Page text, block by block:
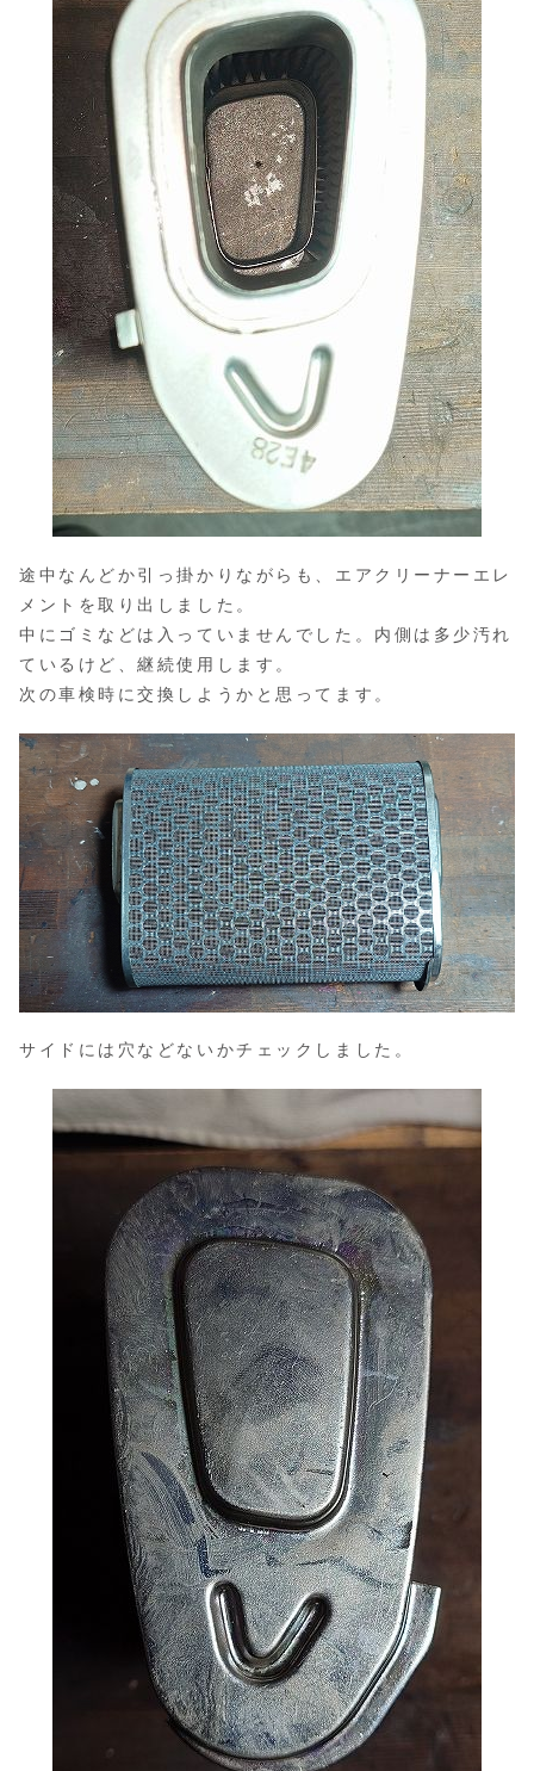
途中なんどか引っ掛かりながらも、エアクリーナーエレ
メントを取り出しました。
中にゴミなどは入っていませんでした。内側は多少汚れ
ているけど、継続使用します。
次の車検時に交換しようかと思ってます。
サイドには穴などないかチェックしました。